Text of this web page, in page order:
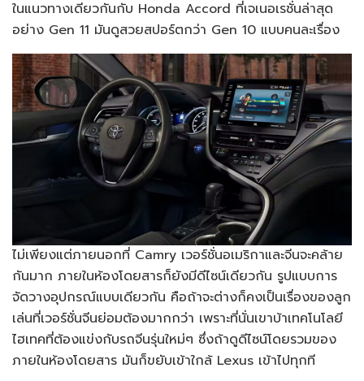
ในแนวทางเดียวกันกับ Honda Accord ที่เจเนอเรชั่นล่าสุด
อย่าง Gen 11 มันดูสวยสปอร์ตกว่า Gen 10 แบบคนละเรื่อง
ไม่เพียงแต่ภายนอกที่ Camry เวอร์ชั่นอเมริกาและจีนจะคล้าย
กันมาก ภายในห้องโดยสารก็ยังมีดีไซน์เดียวกัน รูปแบบการ
จัดวางอุปกรณ์แบบเดียวกัน คือถ้าจะต่างก็คงเป็นเรื่องของลูก
เล่นที่เวอร์ชั่นจีนย่อมต้องมากกว่า เพราะที่นั่นเขาบ้าเทคโนโลยี
ไฮเทคที่ต้องแข่งกับรถจีนรุ่นใหม่ๆ ซึ่งถ้าดูดีไซน์โดยรวมของ
ภายในห้องโดยสาร มันก็ขยับเข้าใกล้ Lexus เข้าไปทุกที